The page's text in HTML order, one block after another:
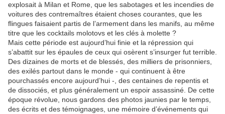
explosait à Milan et Rome, que les sabotages et les incendies de
voitures des contremaîtres étaient choses courantes, que les
flingues faisaient partis de l’armement dans les manifs, au même
titre que les cocktails molotovs et les clés à molette ?
Mais cette période est aujourd’hui finie et la répression qui
s’abattit sur les épaules de ceux qui osèrent s’insurger fut terrible.
Des dizaines de morts et de blessés, des milliers de prisonniers,
des exilés partout dans le monde - qui continuent à être
pourchassés encore aujourd’hui -, des centaines de repentis et
de dissociés, et plus généralement un espoir assassiné. De cette
époque révolue, nous gardons des photos jaunies par le temps,
des écrits et des témoignages, une mémoire d’événements qui